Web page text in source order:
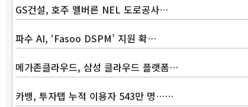
GS건설, 호주 멜버른 NEL 도로공사…
파수 AI, ‘Fasoo DSPM’ 지원 확…
메가존클라우드, 삼성 클라우드 플랫폼…
카뱅, 투자탭 누적 이용자 543만 명……